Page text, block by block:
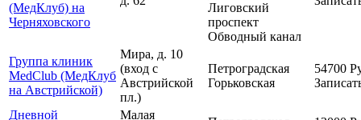
(МедКлуб) на
Черняховского
Лиговский
проспект
Обводный канал
Группа клиник
MedClub (МедКлуб
на Австрийской)
Мира, д. 10
(вход с
Австрийской
пл.)
Петроградская
Горьковская
54700
Дневной
Малая